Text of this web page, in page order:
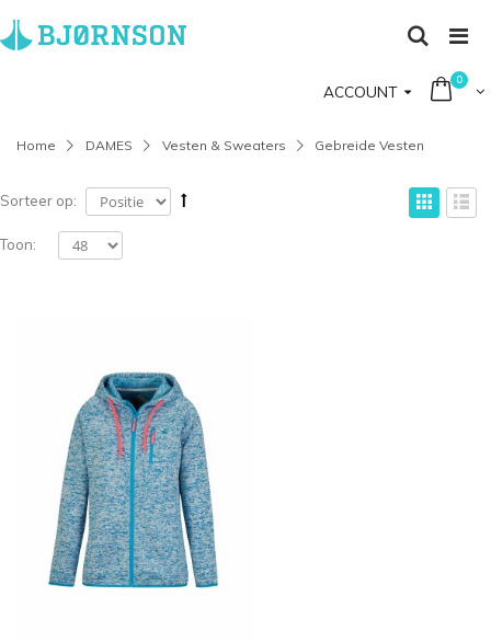
ACCOUNT
0
Home DAMES Vesten & Sweaters Gebreide Vesten
Sorteer op:
Toon: